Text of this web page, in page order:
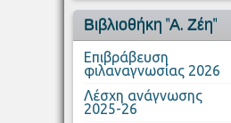
Βιβλιοθήκη "Α. Ζέη"
Επιβράβευση
φιλαναγνωσίας 2026
Λέσχη ανάγνωσης
2025-26